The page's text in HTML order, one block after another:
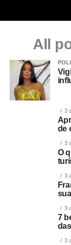
All
3
de
3
O
3
3
7
3